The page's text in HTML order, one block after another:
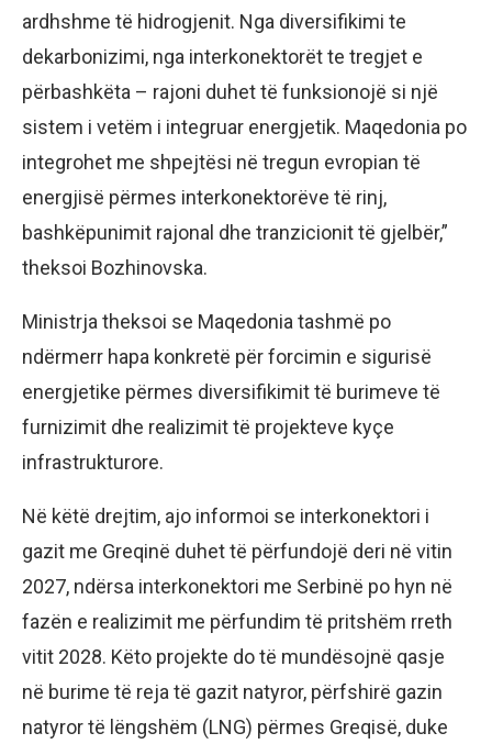
ardhshme të hidrogjenit. Nga diversifikimi te
dekarbonizimi, nga interkonektorët te tregjet e
përbashkëta – rajoni duhet të funksionojë si një
sistem i vetëm i integruar energjetik. Maqedonia po
integrohet me shpejtësi në tregun evropian të
energjisë përmes interkonektorëve të rinj,
bashkëpunimit rajonal dhe tranzicionit të gjelbër,”
theksoi Bozhinovska.
Ministrja theksoi se Maqedonia tashmë po
ndërmerr hapa konkretë për forcimin e sigurisë
energjetike përmes diversifikimit të burimeve të
furnizimit dhe realizimit të projekteve kyçe
infrastrukturore.
Në këtë drejtim, ajo informoi se interkonektori i
gazit me Greqinë duhet të përfundojë deri në vitin
2027, ndërsa interkonektori me Serbinë po hyn në
fazën e realizimit me përfundim të pritshëm rreth
vitit 2028. Këto projekte do të mundësojnë qasje
në burime të reja të gazit natyror, përfshirë gazin
natyror të lëngshëm (LNG) përmes Greqisë, duke